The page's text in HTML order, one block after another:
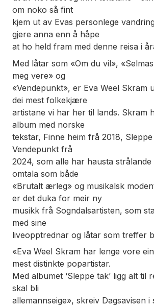
om noko så fint
kjem ut av Evas personlege
gjere anna enn å håpe
at ho held fram med denne reisa i
Med låtar som «Om du vil»,
meg vere» og
«Vendepunkt», er Eva Weel Skram
dei mest folkekjære
artistane vi har her til lands. Skram
album med norske
tekstar, Finne heim frå 2018,
Vendepunkt frå
2024, som alle har hausta
omtala som både
«Brutalt ærleg» og musikalsk
er det duka for meir ny
musikk frå Sogndalsartisten, som
med sine
liveopptrednar og låtar som treffer
«Eva Weel Skram har lenge vore
mest distinkte popartistar.
Med albumet ‘Sleppe tak’ ligg alt til
skal bli
allemannseige», skreiv Dagsavisen i